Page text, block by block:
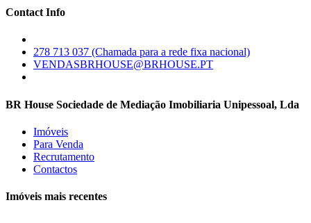
Contact Info
278 713 037 (Chamada para a rede fixa nacional)
VENDASBRHOUSE@BRHOUSE.PT
BR House Sociedade de Mediação Imobiliaria Unipessoal, Lda
Imóveis
Para Venda
Recrutamento
Contactos
Imóveis mais recentes